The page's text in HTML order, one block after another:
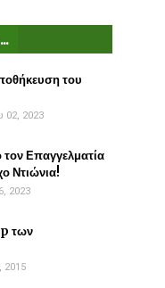
του
02, 2023
Επαγγελματία
Ντιώνια!
2023
των
2015